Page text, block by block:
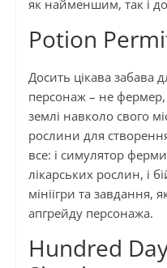
як найменшим, так і
Potion
Досить цікава забава
персонаж – не фермер,
землі навколо свого
рослини для
все: і симулятор
лікарських рослин, і
мініігри та завдання,
апгрейду персонажа.
Hundred